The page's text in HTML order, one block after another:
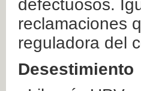
defectuosos.
reclamaciones
reguladora del
Desestimiento